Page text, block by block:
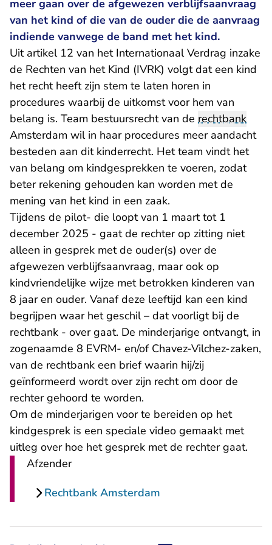
meer gaan over de afgewezen verblijfsaanvraag
van het kind of die van de ouder die de aanvraag
indiende vanwege de band met het kind.
Uit artikel 12 van het Internationaal Verdrag inzake
de Rechten van het Kind (IVRK) volgt dat een kind
het recht heeft zijn stem te laten horen in
procedures waarbij de uitkomst voor hem van
belang is. Team bestuursrecht van de rechtbank
Amsterdam wil in haar procedures meer aandacht
besteden aan dit kinderrecht. Het team vindt het
van belang om kindgesprekken te voeren, zodat
beter rekening gehouden kan worden met de
mening van het kind in een zaak.
Tijdens de pilot- die loopt van 1 maart tot 1
december 2025 - gaat de rechter op zitting niet
alleen in gesprek met de ouder(s) over de
afgewezen verblijfsaanvraag, maar ook op
kindvriendelijke wijze met betrokken kinderen van
8 jaar en ouder. Vanaf deze leeftijd kan een kind
begrijpen waar het geschil – dat voorligt bij de
rechtbank - over gaat. De minderjarige ontvangt, in
zogenaamde 8 EVRM- en/of Chavez-Vilchez-zaken,
van de rechtbank een brief waarin hij/zij
geïnformeerd wordt over zijn recht om door de
rechter gehoord te worden.
Om de minderjarigen voor te bereiden op het
kindgesprek is een speciale video gemaakt met
uitleg over hoe het gesprek met de rechter gaat.
Afzender
Rechtbank Amsterdam